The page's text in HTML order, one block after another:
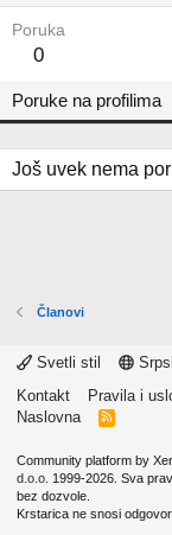
Poruka
0
Poruke na profilima
Još uvek nema
Članovi
Svetli stil
Kontakt
Pravila i
Naslovna
R
Community platform by
d.o.o. 1999-2026. Sva
bez dozvole.
Krstarica ne snosi